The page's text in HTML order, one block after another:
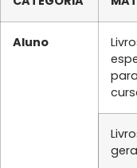
Aluno